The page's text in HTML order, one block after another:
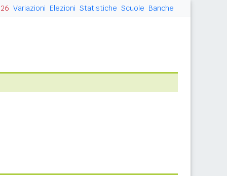
Variazioni Elezioni Statistiche Scuole Banche